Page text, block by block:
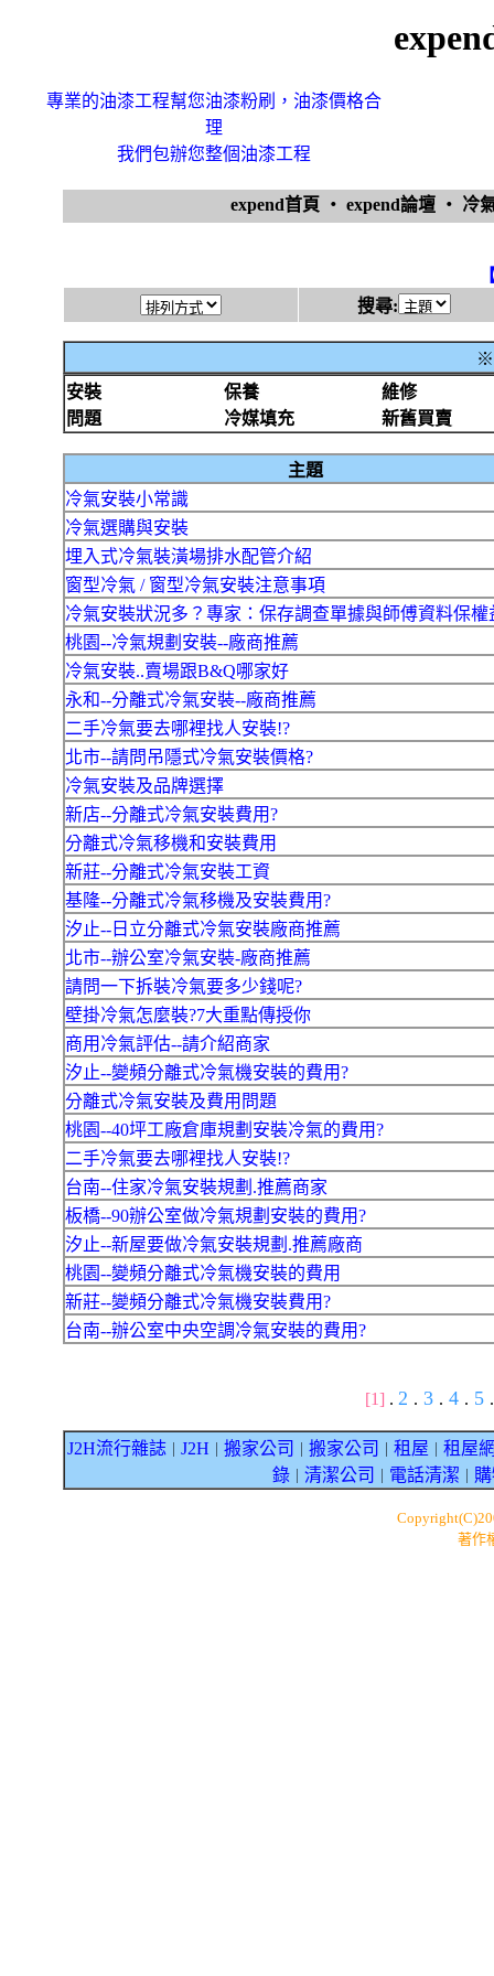
專業的油漆工程幫您油漆粉刷，油漆價格合
理
我們包辦您整個油漆工程
expend首頁 ‧ expend論壇 ‧ 冷
搜尋:
※
安裝
保養
維修
問題
冷媒填充 新舊買賣
主題
冷氣安裝小常識
冷氣選購與安裝
埋入式冷氣裝潢場排水配管介紹
窗型冷氣 / 窗型冷氣安裝注意事項
冷氣安裝狀況多？專家：保存調查單據與師傅資料保權
桃園--冷氣規劃安裝--廠商推薦
冷氣安裝..賣場跟B&Q哪家好
永和--分離式冷氣安裝--廠商推薦
二手冷氣要去哪裡找人安裝!?
北市--請問吊隱式冷氣安裝價格?
冷氣安裝及品牌選擇
新店--分離式冷氣安裝費用?
分離式冷氣移機和安裝費用
新莊--分離式冷氣安裝工資
基隆--分離式冷氣移機及安裝費用?
汐止--日立分離式冷氣安裝廠商推薦
北市--辦公室冷氣安裝-廠商推薦
請問一下拆裝冷氣要多少錢呢?
壁掛冷氣怎麼裝?7大重點傳授你
商用冷氣評估--請介紹商家
汐止--變頻分離式冷氣機安裝的費用?
分離式冷氣安裝及費用問題
桃園--40坪工廠倉庫規劃安裝冷氣的費用?
二手冷氣要去哪裡找人安裝!?
台南--住家冷氣安裝規劃.推薦商家
板橋--90辦公室做冷氣規劃安裝的費用?
汐止--新屋要做冷氣安裝規劃.推薦廠商
桃園--變頻分離式冷氣機安裝的費用
新莊--變頻分離式冷氣機安裝費用?
台南--辦公室中央空調冷氣安裝的費用?
[1] . 2 . 3 . 4 . 5 .
J2H流行雜誌 J2H 搬家公司 搬家公司 租屋
租屋
錄｜ 清潔公司 電話清潔
著作